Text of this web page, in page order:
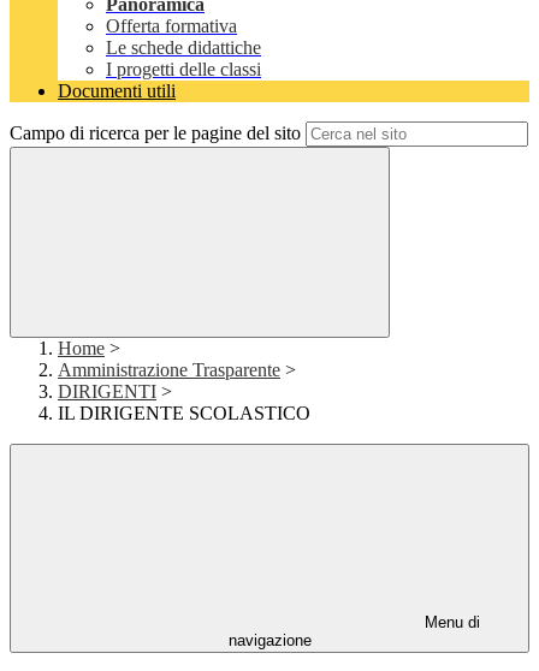
Panoramica
Offerta formativa
Le schede didattiche
I progetti delle classi
Documenti utili
Campo di ricerca per le pagine del sito
Home >
Amministrazione Trasparente >
DIRIGENTI >
IL DIRIGENTE SCOLASTICO
Menu di
navigazione